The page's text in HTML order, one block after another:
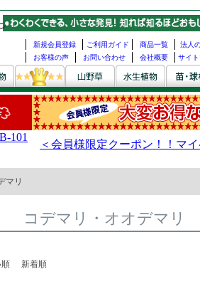
新規会員登録 ご利用ガイド 商品一覧
法人
お客様の声
お問い合わせ 会社概要 サイ
マリ
コデマリ・オオデマリ
新着順